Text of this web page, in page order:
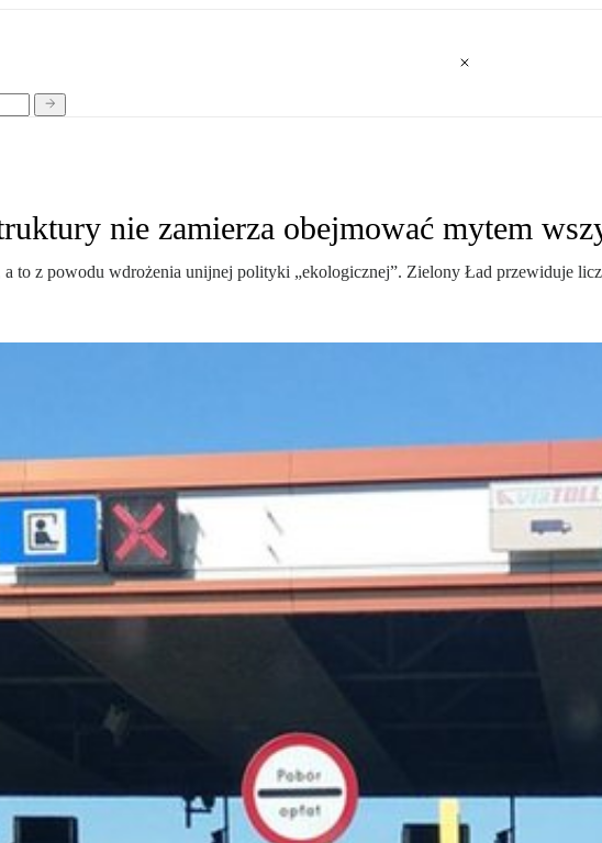
nie zamierza obejmować mytem
to z powodu wdrożenia unijnej polityki „ekologicznej”. Zielony Ład przewiduje